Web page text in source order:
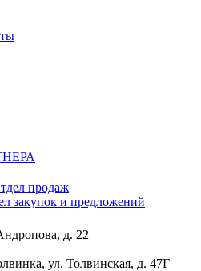
продаж
закупок и предложений
д. 22
ул. Толвинская, д. 47Г